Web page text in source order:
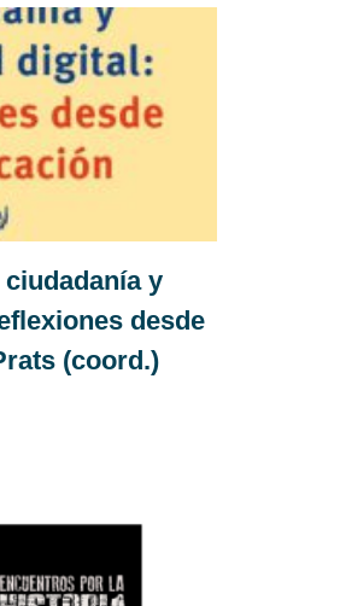
y
desde
(coord.)